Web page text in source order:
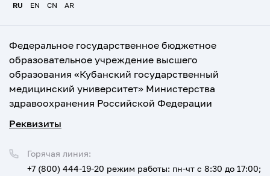
RU EN CN AR
Федеральное государственное бюджетное
образовательное учреждение высшего
образования «Кубанский государственный
медицинский университет» Министерства
здравоохранения Российской Федерации
Реквизиты
Горячая линия:
+7 (800) 444-19-20 режим работы: пн-чт с 8:30 до 17:00;